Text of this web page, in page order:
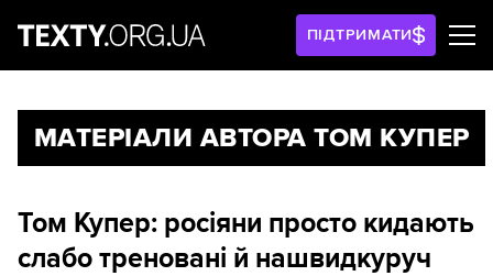
ПІДТРИМАТИ
МАТЕРІАЛИ АВТОРА ТОМ КУПЕР
Том Купер: росіяни просто кидають
слабо треновані й нашвидкуруч